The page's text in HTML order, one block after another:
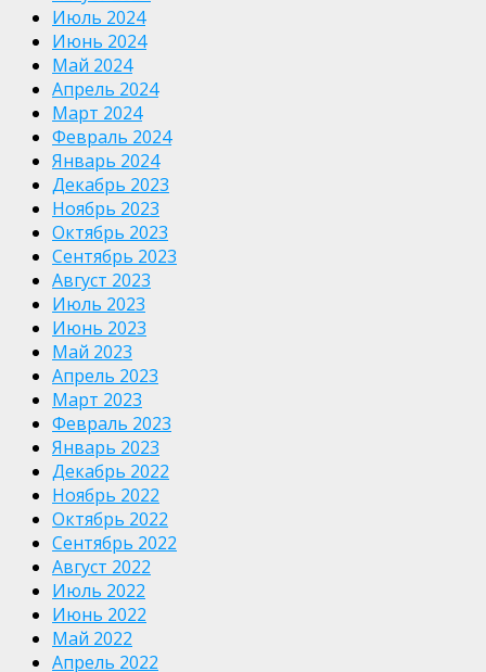
Июль 2024
Июнь 2024
Май 2024
Апрель 2024
Март 2024
Февраль 2024
Январь 2024
Декабрь 2023
Ноябрь 2023
Октябрь 2023
Сентябрь 2023
Август 2023
Июль 2023
Июнь 2023
Май 2023
Апрель 2023
Март 2023
Февраль 2023
Январь 2023
Декабрь 2022
Ноябрь 2022
Октябрь 2022
Сентябрь 2022
Август 2022
Июль 2022
Июнь 2022
Май 2022
Апрель 2022